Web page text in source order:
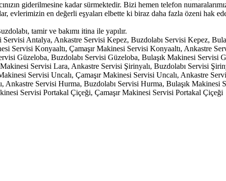
giderilmesine kadar sürmektedir. Bizi hemen telefon
evlerimizin en değerli eşyaları elbette ki biraz daha fazla özeni hak
tamir ve bakımı itina ile yapılır.
Antalya, Ankastre Servisi Kepez, Buzdolabı Servisi Kepez,
Servisi Konyaaltı, Çamaşır Makinesi Servisi Konyaaltı, Ankastre
Güzeloba, Buzdolabı Servisi Güzeloba, Bulaşık Makinesi Servisi
Servisi Lara, Ankastre Servisi Şirinyalı, Buzdolabı Servisi
Servisi Uncalı, Çamaşır Makinesi Servisi Uncalı, Ankastre
Servisi Hurma, Buzdolabı Servisi Hurma, Bulaşık Makinesi
Servisi Portakal Çiçeği, Çamaşır Makinesi Servisi Portakal Çiçeği